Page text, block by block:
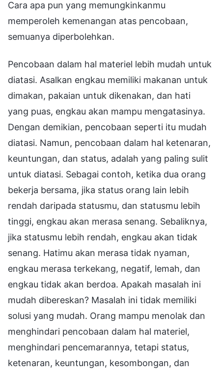
Cara apa pun yang memungkinkanmu
memperoleh kemenangan atas pencobaan,
semuanya diperbolehkan.
Pencobaan dalam hal materiel lebih mudah untuk
diatasi. Asalkan engkau memiliki makanan untuk
dimakan, pakaian untuk dikenakan, dan hati
yang puas, engkau akan mampu mengatasinya.
Dengan demikian, pencobaan seperti itu mudah
diatasi. Namun, pencobaan dalam hal ketenaran,
keuntungan, dan status, adalah yang paling sulit
untuk diatasi. Sebagai contoh, ketika dua orang
bekerja bersama, jika status orang lain lebih
rendah daripada statusmu, dan statusmu lebih
tinggi, engkau akan merasa senang. Sebaliknya,
jika statusmu lebih rendah, engkau akan tidak
senang. Hatimu akan merasa tidak nyaman,
engkau merasa terkekang, negatif, lemah, dan
engkau tidak akan berdoa. Apakah masalah ini
mudah dibereskan? Masalah ini tidak memiliki
solusi yang mudah. Orang mampu menolak dan
menghindari pencobaan dalam hal materiel,
menghindari pencemarannya, tetapi status,
ketenaran, keuntungan, kesombongan, dan